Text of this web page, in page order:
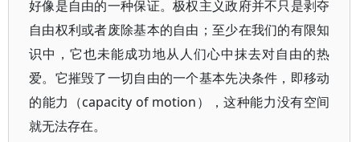
好像是自由的一种保证。极权主义政府并不只是剥夺
自由权利或者废除基本的自由；至少在我们的有限知
识中，它也未能成功地从人们心中抹去对自由的热
爱。它摧毁了一切自由的一个基本先决条件，即移动
的能力（capacity of motion），这种能力没有空间
就无法存在。